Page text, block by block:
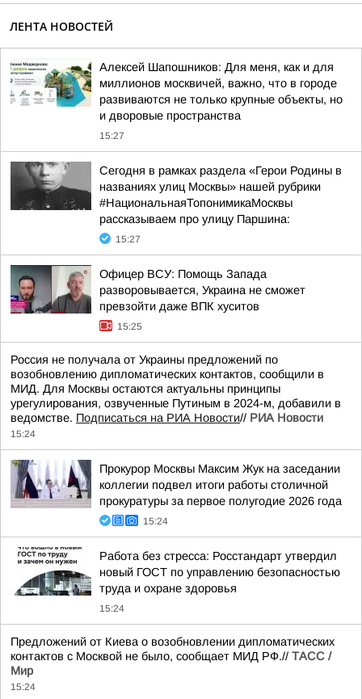
ЛЕНТА НОВОСТЕЙ
Алексей Шапошников: Для меня, как и для
миллионов москвичей, важно, что в городе
развиваются не только крупные объекты, но
и дворовые пространства
15:27
Сегодня в рамках раздела «Герои Родины в
названиях улиц Москвы» нашей рубрики
#НациональнаяТопонимикаМосквы
рассказываем про улицу Паршина:
15:27
Офицер ВСУ: Помощь Запада
разворовывается, Украина не сможет
превзойти даже ВПК хуситов
15:25
Россия не получала от Украины предложений по
возобновлению дипломатических контактов, сообщили в
МИД. Для Москвы остаются актуальны принципы
урегулирования, озвученные Путиным в 2024-м, добавили в
ведомстве. Подписаться на РИА Новости// РИА Новости
15:24
Прокурор Москвы Максим Жук на заседании
коллегии подвел итоги работы столичной
прокуратуры за первое полугодие 2026 года
15:24
Работа без стресса: Росстандарт утвердил
новый ГОСТ по управлению безопасностью
труда и охране здоровья
15:24
Предложений от Киева о возобновлении дипломатических
контактов с Москвой не было, сообщает МИД РФ.// ТАСС /
Мир
15:24